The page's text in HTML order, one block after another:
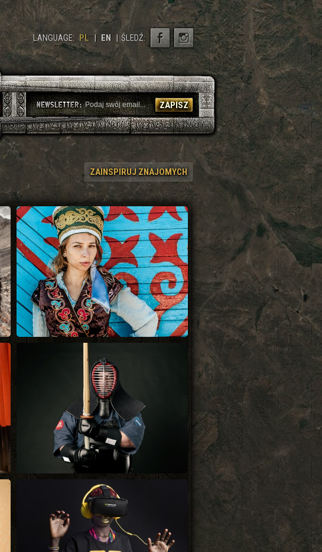
LANGUAGE: PL | EN | ŚLEDŹ:
ZAPISZ
ZAINSPIRUJ ZNAJOMYCH